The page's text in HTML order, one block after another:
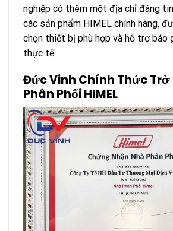
nghiệp có thêm một địa chỉ đáng
các sản phẩm HIMEL chính hãng,
chọn thiết bị phù hợp và hỗ trợ báo
thực tế.
Đức Vinh Chính Thức Trở
Phân Phối HIMEL